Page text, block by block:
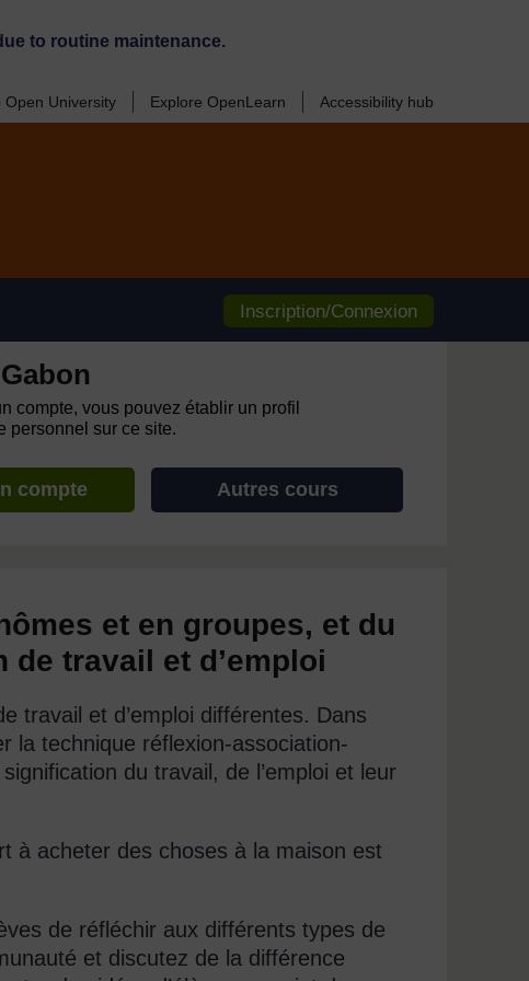
to routine maintenance.
Open University Explore OpenLearn Accessibility hub
Inscription/Connexion
compte, vous pouvez établir un profil
personnel sur ce site.
compte Autres cours
et en groupes, et du
travail et d’emploi
travail et d’emploi différentes. Dans
la technique réflexion-association-
du travail, de l’emploi et leur
à acheter des choses à la maison est
de réfléchir aux différents types de
et discutez de la différence